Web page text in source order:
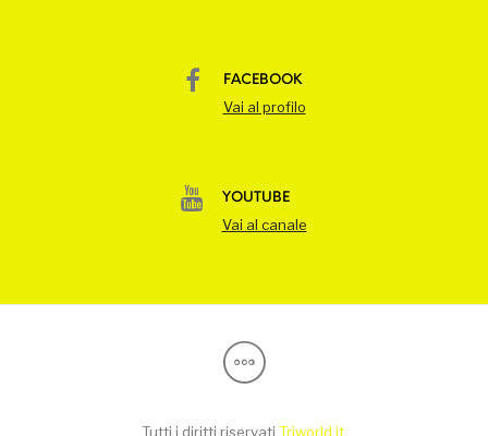
FACEBOOK
Vai al profilo
YOUTUBE
Vai al canale
Tutti i diritti riservati Triworld.it.